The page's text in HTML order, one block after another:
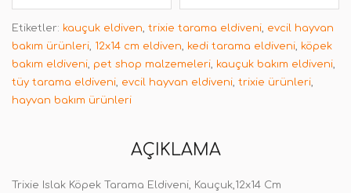
Etiketler: kauçuk eldiven, trixie tarama eldiveni, evcil hayvan
bakım ürünleri, 12x14 cm eldiven, kedi tarama eldiveni, köpek
bakım eldiveni, pet shop malzemeleri, kauçuk bakım eldiveni,
tüy tarama eldiveni, evcil hayvan eldiveni, trixie ürünleri,
hayvan bakım ürünleri
AÇIKLAMA
Trixie Islak Köpek Tarama Eldiveni, Kauçuk,12x14 Cm